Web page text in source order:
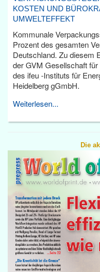
KOSTEN UND
UMWELTEFFEKT
Kommunale
Prozent des gesamten
Deutschland. Zu diesem
der GVM Gesellschaft
des ifeu -Instituts für
Heidelberg gGmbH.
Weiterlesen...
Die